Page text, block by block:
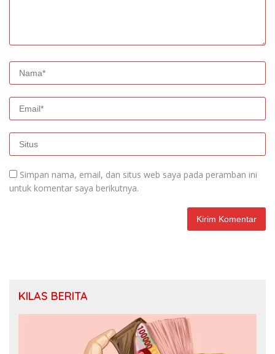
Simpan nama, email, dan situs web saya pada peramban ini
untuk komentar saya berikutnya.
KILAS BERITA